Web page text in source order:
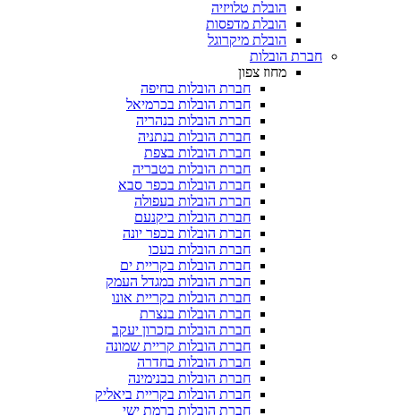
הובלת טלויזיה
הובלת מדפסות
הובלת מיקרוגל
חברת הובלות
מחוז צפון
חברת הובלות בחיפה
חברת הובלות בכרמיאל
חברת הובלות בנהריה
חברת הובלות בנתניה
חברת הובלות בצפת
חברת הובלות בטבריה
חברת הובלות בכפר סבא
חברת הובלות בעפולה
חברת הובלות ביקנעם
חברת הובלות בכפר יונה
חברת הובלות בעכו
חברת הובלות בקריית ים
חברת הובלות במגדל העמק
חברת הובלות בקריית אונו
חברת הובלות בנצרת
חברת הובלות בזכרון יעקב
חברת הובלות קריית שמונה
חברת הובלות בחדרה
חברת הובלות בבנימינה
חברת הובלות בקריית ביאליק
חברת הובלות ברמת ישי